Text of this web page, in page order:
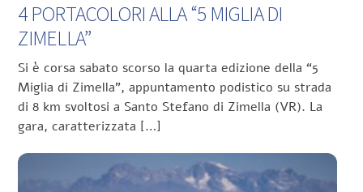
4 PORTACOLORI ALLA “5 MIGLIA DI
ZIMELLA”
Si è corsa sabato scorso la quarta edizione della “5
Miglia di Zimella”, appuntamento podistico su strada
di 8 km svoltosi a Santo Stefano di Zimella (VR). La
gara, caratterizzata […]